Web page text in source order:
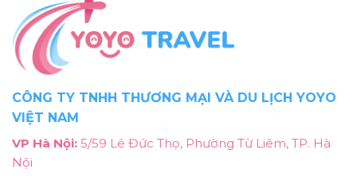
CÔNG TY TNHH THƯƠNG MẠI VÀ DU LỊCH YOYO
VIỆT NAM
VP Hà Nội: 5/59 Lê Đức Thọ, Phường Từ Liêm, TP. Hà
Nội